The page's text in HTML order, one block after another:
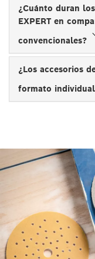
¿Cuánto duran
EXPERT en
convencionales?
¿Los accesorios
formato